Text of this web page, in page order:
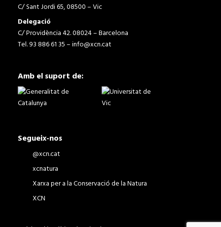
C/ Sant Jordi 65, 08500 – Vic
Delegació
C/ Providència 42. 08024 – Barcelona
Tel. 93 886 61 35 –info@xcn.cat
Amb el suport de:
Segueix-nos
@xcn.cat
xcnatura
Xarxa per a la Conservació de la Natura
XCN